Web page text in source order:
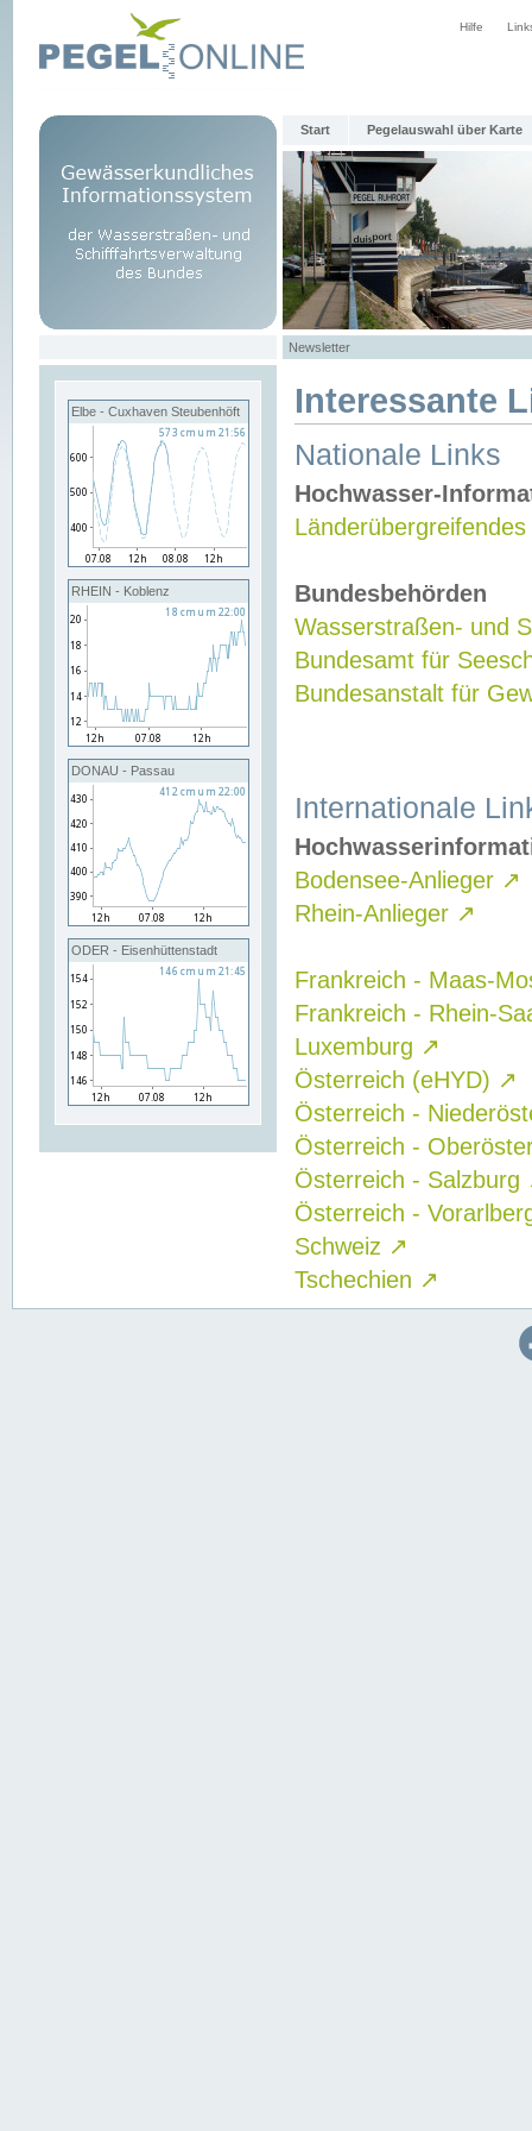
Hilfe
Start Pegelauswahl über Karte
Newsletter
Elbe - Cuxhaven Steubenhöft
RHEIN - Koblenz
DONAU - Passau
ODER - Eisenhüttenstadt
Interessante
Nationale Links
Hochwasser-
Bundesbehörden
Wasserstraßen- und
Bundesamt für
Bundesanstalt für
Internationale
Bodensee-Anlieger ↗
Rhein-Anlieger ↗
Frankreich - Maas-
Frankreich - Rhein-
Luxemburg ↗
Österreich (eHYD) ↗
Österreich -
Österreich -
Österreich - Salzburg
Österreich -
Schweiz ↗
Tschechien ↗